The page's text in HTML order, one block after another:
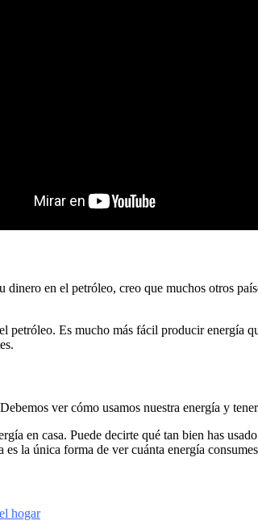
en el petróleo, creo que muchos otros
Es mucho más fácil producir energía
ver cómo usamos nuestra energía y
en casa. Puede decirte qué tan bien has
la única forma de ver cuánta energía
hogar